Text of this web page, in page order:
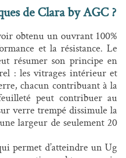
de Clara by AGC ?
obtenu un ouvrant 100%
et la résistance. Le
résumer son principe en
: les vitrages intérieur et
chacun contribuant à la
peut contribuer au
verre trempé dissimule la
largeur de seulement 20
permet d’atteindre un Ug